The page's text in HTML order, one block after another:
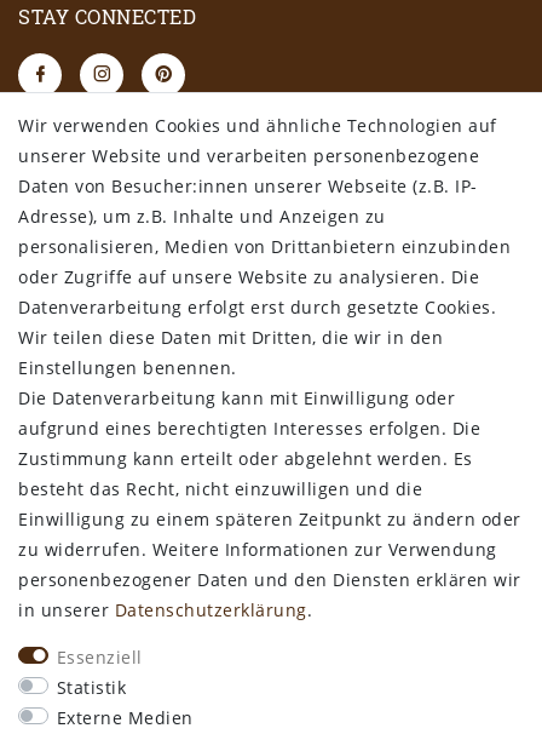
STAY CONNECTED
RECHTLICHES
AGB
Datenschutz
Impressum
Widerrufsbelehrung
Bestellung widerrufen
ALLGEMEINES
Kontakt
Zahlungsarten
Versand & Lieferzeit
Newsletter-Anmeldung
Kostengünstige Ledermuster
kostenfreier Versand ab 50€ in Deutschland
kostengünstige Leder-Musterstücke
Wir verwenden Cookies und ähnliche Technologien auf
unserer Website und verarbeiten personenbezogene
Daten von Besucher:innen unserer Webseite (z.B. IP-
Adresse), um z.B. Inhalte und Anzeigen zu
personalisieren, Medien von Drittanbietern einzubinden
oder Zugriffe auf unsere Website zu analysieren. Die
Datenverarbeitung erfolgt erst durch gesetzte Cookies.
Wir teilen diese Daten mit Dritten, die wir in den
Einstellungen benennen.
Die Datenverarbeitung kann mit Einwilligung oder
aufgrund eines berechtigten Interesses erfolgen. Die
Zustimmung kann erteilt oder abgelehnt werden. Es
besteht das Recht, nicht einzuwilligen und die
Einwilligung zu einem späteren Zeitpunkt zu ändern oder
zu widerrufen. Weitere Informationen zur Verwendung
personenbezogener Daten und den Diensten erklären wir
in unserer Daten­schutz­erklärung.
Essenziell
Statistik
Externe Medien